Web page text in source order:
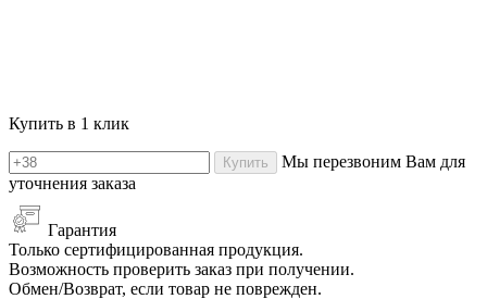
Купить в 1 клик
Купить
Мы перезвоним Вам для
уточнения заказа
Гарантия
Только сертифицированная продукция.
Возможность проверить заказ при получении.
Обмен/Возврат, если товар не поврежден.